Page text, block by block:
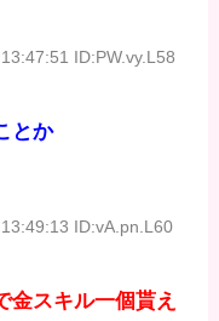
ID:PW.vy.L58
とか
ID:vA.pn.L60
金スキル一個貰え